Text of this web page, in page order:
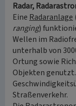
Radar,
Eine Radaranlage
ranging)
Wellen im
unterhalb von
Ortung sowie
Objekten
Straßenverkehr.